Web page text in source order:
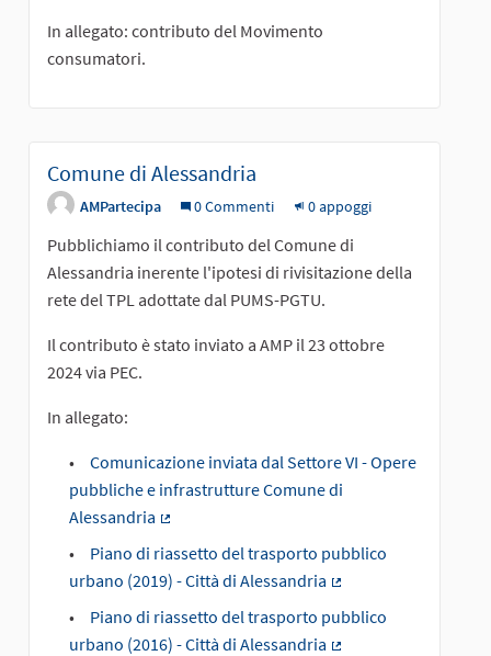
In allegato: contributo del Movimento
consumatori.
Comune di Alessandria
AMPartecipa 0 Commenti 0 appoggi
Pubblichiamo il contributo del Comune di
Alessandria inerente l'ipotesi di rivisitazione della
rete del TPL adottate dal PUMS-PGTU.
Il contributo è stato inviato a AMP il 23 ottobre
2024 via PEC.
In allegato:
Comunicazione inviata dal Settore VI - Opere
pubbliche e infrastrutture Comune di
Alessandria
Piano di riassetto del trasporto pubblico
urbano (2019) - Città di Alessandria
Piano di riassetto del trasporto pubblico
urbano (2016) - Città di Alessandria